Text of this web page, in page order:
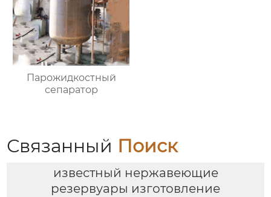
Парожидкостный
сепаратор
Связанный Поиск
известный нержавеющие
резервуары изготовление